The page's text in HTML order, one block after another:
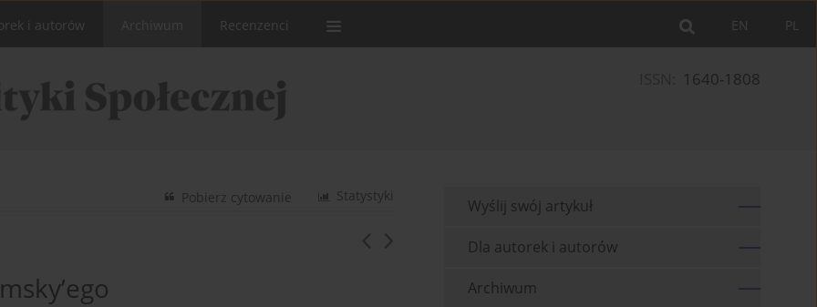
PL
EN
i autorów Recenzenci
1640-1808
Statystyki
Pobierz cytowanie Wyślij swój artykuł
Dla autorek i autorów
Archiwum